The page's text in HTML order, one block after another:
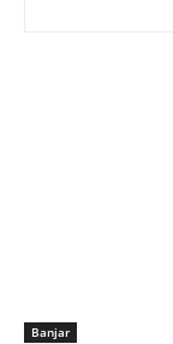
Banjar